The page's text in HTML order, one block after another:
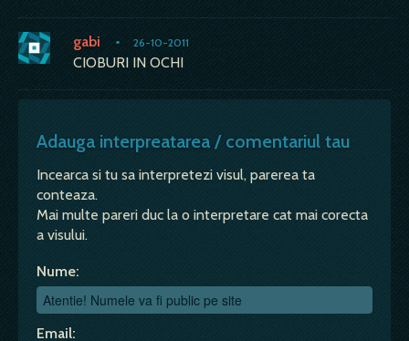
gabi • 26-10-2011
CIOBURI IN OCHI
Adauga interpreatarea / comentariul tau
Incearca si tu sa interpretezi visul, parerea ta
conteaza.
Mai multe pareri duc la o interpretare cat mai corecta
a visului.
Nume:
Email: